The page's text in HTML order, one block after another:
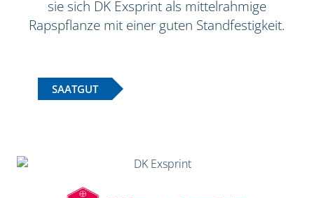
sie sich DK Exsprint als mittelrahmige
Rapspflanze mit einer guten Standfestigkeit.
SAATGUT